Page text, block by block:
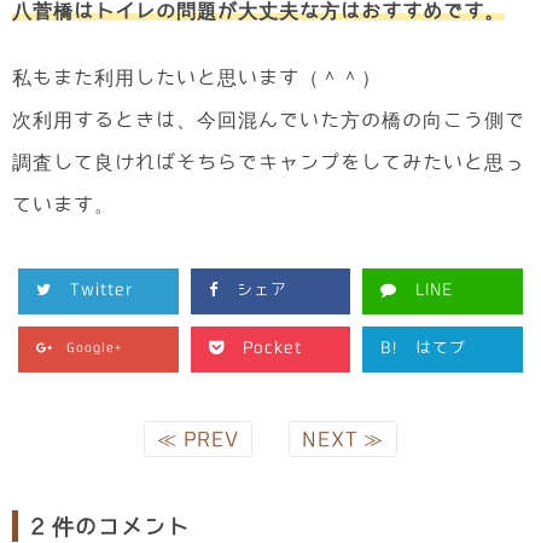
八菅橋はトイレの問題が大丈夫な方はおすすめです。
私もまた利用したいと思います（＾＾）
次利用するときは、今回混んでいた方の橋の向こう側で
調査して良ければそちらでキャンプをしてみたいと思っ
ています。
Twitter シェア LINE
Google+ Pocket B! はてブ
≪ PREV NEXT ≫
2 件のコメント